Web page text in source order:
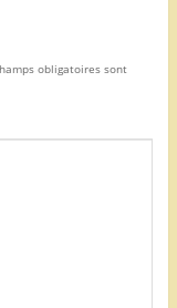
obligatoires sont